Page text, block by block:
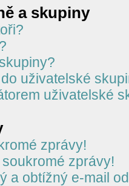
a skupiny
uživatelské
uživatelské
zprávy!
zprávy!
a obtížný e-mail